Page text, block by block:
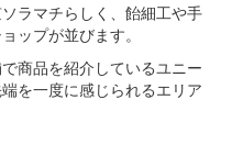
ラマチらしく、飴細工や手
ップが並びます。
商品を紹介しているユニー
を一度に感じられるエリア